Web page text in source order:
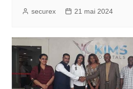
securex 21 mai 2024